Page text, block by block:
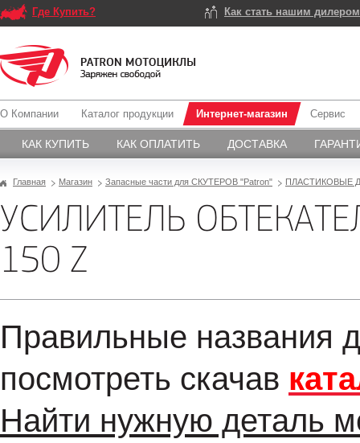
Где Купить? Как стать нашим
О Компании Каталог продукции Интернет-магазин
КАК КУПИТЬ КАК ОПЛАТИТЬ ДОСТАВКА
Сервис
Главная Магазин Запасные части для СКУТЕРОВ "Patron" ПЛАСТИКОВЫЕ
УСИЛИТЕЛЬ
150 Z
Правильные названия
посмотреть скачав
Найти нужную деталь